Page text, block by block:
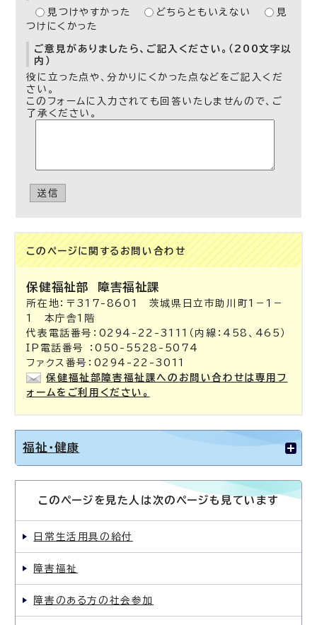
見つけやすかった
どちらともいえない
見
つけにくかった
ご意見がありましたら、ご記入ください。（200文字以
内）
役に立った点や、分かりにくかった点などをご記入くだ
さい。
このフォームに入力されても回答いたしませんので、ご
了承ください。
送信
このページに関する お問い合わせ
保健福祉部 障害福祉課
所在地：〒317-8601 茨城県日立市助川町1－1－
1 本庁舎1階
代表電話番号：0294-22-3111（内線：458、465）
IP電話番号 ：050-5528-5074
ファクス番号：0294-22-3011
保健福祉部障害福祉課へのお問い合わせは専用フ
ォームをご利用ください。
福祉・健康
このページを見た人は次のページも見ています
日常生活用具の給付
障害福祉
障害のある方の社会参加